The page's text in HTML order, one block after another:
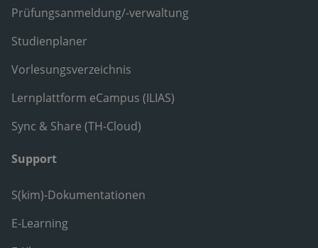
Prüfungsanmeldung/-verwaltung
Studienplaner
Vorlesungsverzeichnis
Lernplattform eCampus (ILIAS)
Sync & Share (TH-Cloud)
Support
S(kim)-Dokumentationen
E-Learning